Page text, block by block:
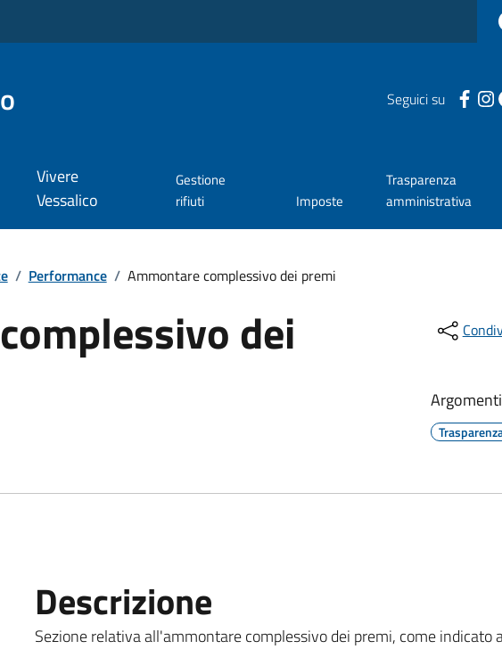
Seguici su
Vivere
Vessalico
Gestione
rifiuti
Imposte
Trasparenza
amministrativa
/ Performance / Ammontare complessivo dei premi
dei
Argomenti
Descrizione
Sezione relativa all'ammontare complessivo dei premi, come indicato